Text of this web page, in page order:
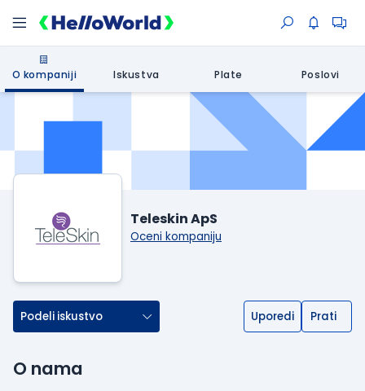
O kompaniji Iskustva Plate Poslovi
Teleskin ApS
Oceni kompaniju
Podeli iskustvo Uporedi Prati
O nama